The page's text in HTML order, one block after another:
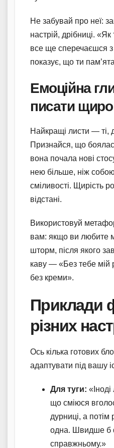
Не забувай про неї:
настрій, дрібниці.
все ще сперечаєшся
показує, що ти
Емоційна
писати щиро
Найкращі листи — ті,
Признайся, що
вона почала нові
нею більше, ніж
сміливості. Щирість
відстані.
Використовуй
вам: якщо ви любите
шторм, після якого
каву — «Без тебе мій
без креми».
Приклади
різних
Ось кілька готових
адаптувати під вашу
Для туги:
що сміюся
дурниці, а
одна. Швидше б
справжньому.»